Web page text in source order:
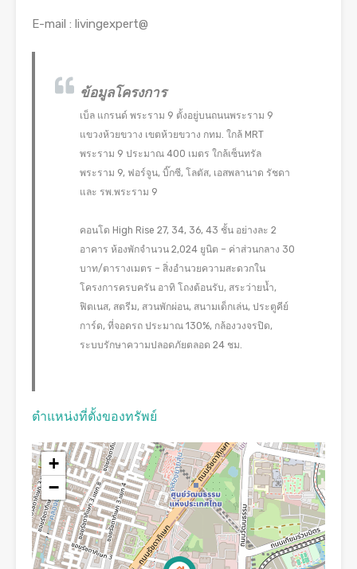
E-mail : livingexpert@
ข้อมูลโครงการ
เบ็ล แกรนด์ พระราม 9 ตั้งอยู่บนถนนพระราม 9
แขวงห้วยขวาง เขตห้วยขวาง กทม. ใกล้ MRT
พระราม 9 ประมาณ 400 เมตร ใกล้เซ็นทรัล
พระราม 9, ฟอร์จูน, บิ๊กซี, โลตัส, เอสพลานาด รัชดา
และ รพ.พระราม 9
คอนโด High Rise 27, 34, 36, 43 ชั้น อย่างละ 2
อาคาร ห้องพักจำนวน 2,024 ยูนิต – ค่าส่วนกลาง 30
บาท/ตารางเมตร – สิ่งอำนวยความสะดวกใน
โครงการครบครัน อาทิ โถงต้อนรับ, สระว่ายน้ำ,
ฟิตเนส, สตรีม, สวนพักผ่อน, สนามเด็กเล่น, ประตูคีย์
การ์ด, ที่จอดรถ ประมาณ 130%, กล้องวงจรปิด,
ระบบรักษาความปลอดภัยตลอด 24 ชม.
ตำแหน่งที่ตั้งของทรัพย์
+
−